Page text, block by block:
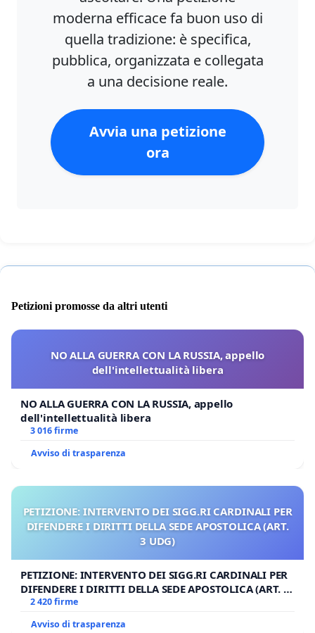
moderna efficace fa buon uso di
quella tradizione: è specifica,
pubblica, organizzata e collegata
a una decisione reale.
Avvia una petizione
ora
Petizioni promosse da altri utenti
NO ALLA GUERRA CON LA RUSSIA, appello
dell'intellettualità libera
NO ALLA GUERRA CON LA RUSSIA, appello
dell'intellettualità libera
3 016 firme
Avviso di trasparenza
PETIZIONE: INTERVENTO DEI SIGG.RI CARDINALI PER
DIFENDERE I DIRITTI DELLA SEDE APOSTOLICA (ART.
3 UDG)
PETIZIONE: INTERVENTO DEI SIGG.RI CARDINALI PER
DIFENDERE I DIRITTI DELLA SEDE APOSTOLICA (ART. 3
UDG)
2 420 firme
Avviso di trasparenza